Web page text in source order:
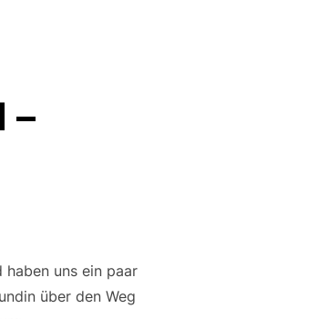
–
uns ein paar
über den Weg